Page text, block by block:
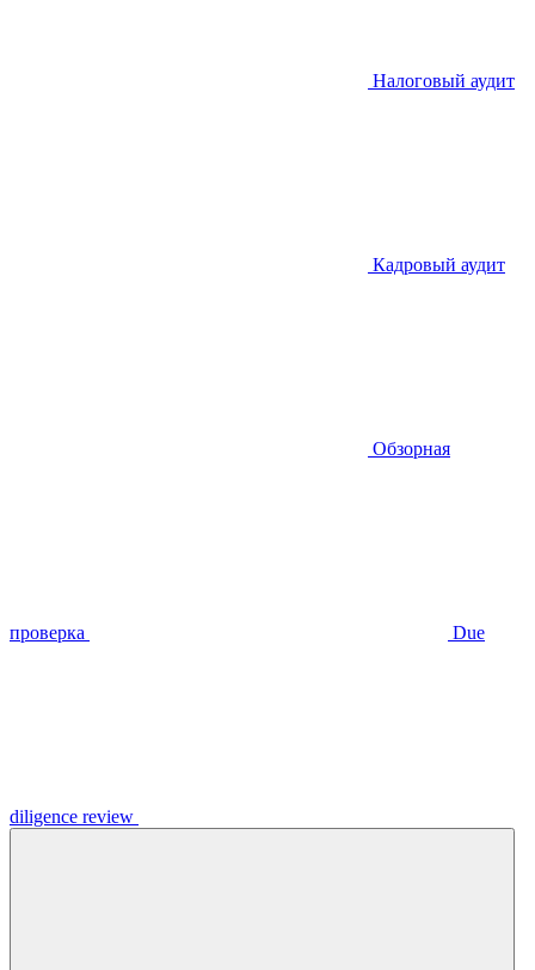
Налоговый аудит
Кадровый аудит
Обзорная
проверка Due
diligence review